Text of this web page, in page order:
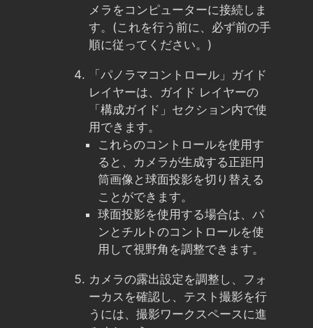
メラをコンピューターに接続しま
す。(これを行う前に、必ず前の手
順に従ってください。)
「パノラマコントロール」ガイド
レイヤーは、ガイド レイヤーの
「構成ガイド」セクション内で使
用できます。
これらのコントロールを使用す
ると、カメラが生成する正距円
筒画像と球面投影を切り替える
ことができます。
球面投影を使用する場合は、パ
ンとチルトのコントロールを使
用して視野角を調整できます。
カメラの露出設定を調整し、フォ
ーカスを確認し、テスト撮影を行
うには、撮影ワークスペースに進